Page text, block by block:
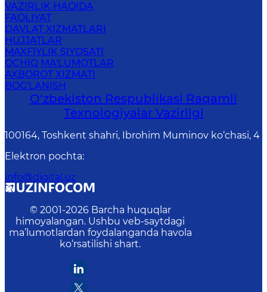
VAZIRLIK HAQIDA
FAOLIYAT
DAVLAT XIZMATLARI
HUJJATLAR
MAXFIYLIK SIYOSATI
OCHIQ MA'LUMOTLAR
AXBOROT XIZMATI
BOG'LANISH
O‘zbekiston Respublikasi Raqamli
Texnologiyalar Vazirligi
100164, Toshkent shahri, Ibrohim Muminov ko‘chasi, 4
Elektron pochta:
info@digital.uz
© 2001-2026 Barcha huquqlar
himoyalangan. Ushbu veb-saytdagi
ma’lumotlardan foydalanganda havola
ko‘rsatilishi shart.